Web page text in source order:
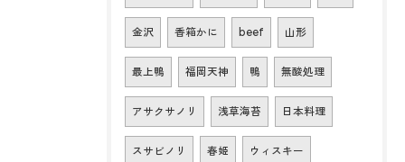
金沢 香箱かに beef 山形
最上鴨 福岡天神 鴨 無酸処理
アサクサノリ 浅草海苔 日本料理
スサビノリ 春姫 ウィスキー